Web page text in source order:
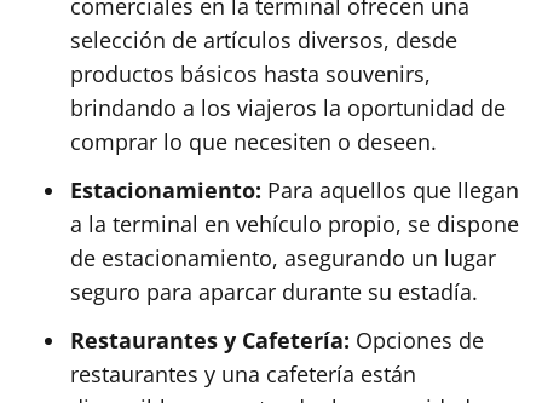
selección de artículos diversos, desde
productos básicos hasta souvenirs,
brindando a los viajeros la oportunidad de
comprar lo que necesiten o deseen.
Estacionamiento: Para aquellos que llegan
a la terminal en vehículo propio, se dispone
de estacionamiento, asegurando un lugar
seguro para aparcar durante su estadía.
Restaurantes y Cafetería: Opciones de
restaurantes y una cafetería están